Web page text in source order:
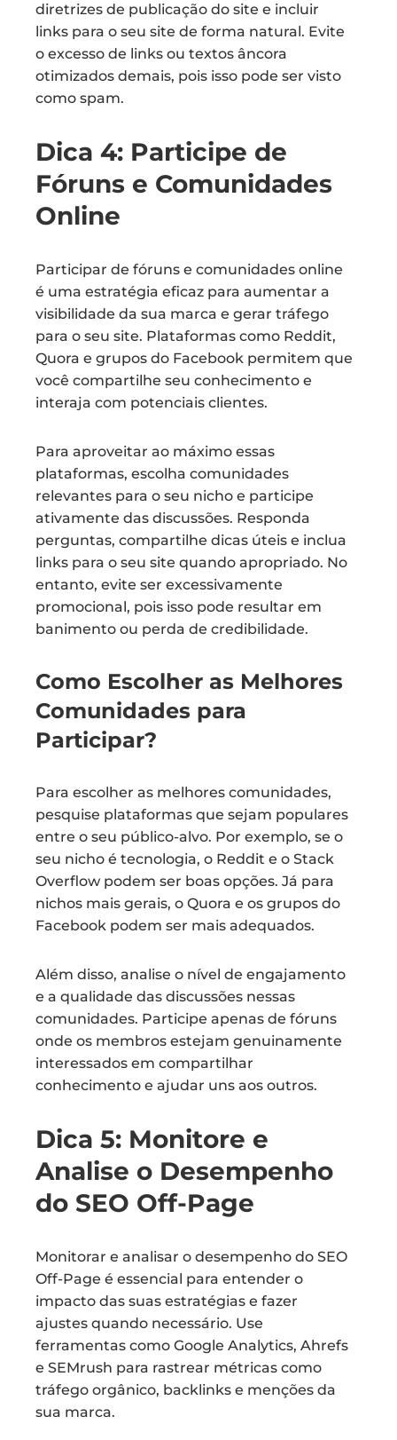
diretrizes de publicação do site e incluir
links para o seu site de forma natural. Evite
o excesso de links ou textos âncora
otimizados demais, pois isso pode ser visto
como spam.
Dica 4: Participe de
Fóruns e Comunidades
Online
Participar de fóruns e comunidades online
é uma estratégia eficaz para aumentar a
visibilidade da sua marca e gerar tráfego
para o seu site. Plataformas como Reddit,
Quora e grupos do Facebook permitem que
você compartilhe seu conhecimento e
interaja com potenciais clientes.
Para aproveitar ao máximo essas
plataformas, escolha comunidades
relevantes para o seu nicho e participe
ativamente das discussões. Responda
perguntas, compartilhe dicas úteis e inclua
links para o seu site quando apropriado. No
entanto, evite ser excessivamente
promocional, pois isso pode resultar em
banimento ou perda de credibilidade.
Como Escolher as Melhores
Comunidades para
Participar?
Para escolher as melhores comunidades,
pesquise plataformas que sejam populares
entre o seu público-alvo. Por exemplo, se o
seu nicho é tecnologia, o Reddit e o Stack
Overflow podem ser boas opções. Já para
nichos mais gerais, o Quora e os grupos do
Facebook podem ser mais adequados.
Além disso, analise o nível de engajamento
e a qualidade das discussões nessas
comunidades. Participe apenas de fóruns
onde os membros estejam genuinamente
interessados em compartilhar
conhecimento e ajudar uns aos outros.
Dica 5: Monitore e
Analise o Desempenho
do SEO Off-Page
Monitorar e analisar o desempenho do SEO
Off-Page é essencial para entender o
impacto das suas estratégias e fazer
ajustes quando necessário. Use
ferramentas como Google Analytics, Ahrefs
e SEMrush para rastrear métricas como
tráfego orgânico, backlinks e menções da
sua marca.